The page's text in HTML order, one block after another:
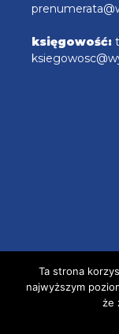
księgowość:
Ta strona
najwyższym
że